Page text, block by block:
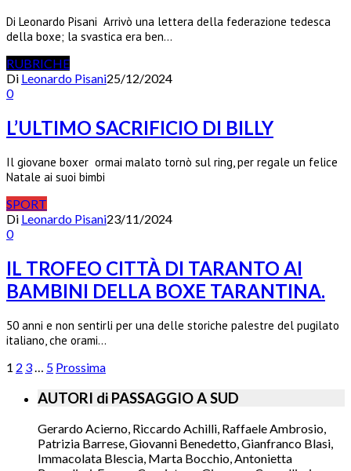
Di Leonardo Pisani Arrivò una lettera della federazione tedesca
della boxe; la svastica era ben…
RUBRICHE
Di Leonardo Pisani25/12/2024
0
L’ULTIMO SACRIFICIO DI BILLY
Il giovane boxer ormai malato tornò sul ring, per regale un felice
Natale ai suoi bimbi
SPORT
Di Leonardo Pisani23/11/2024
0
IL TROFEO CITTÀ DI TARANTO AI
BAMBINI DELLA BOXE TARANTINA.
50 anni e non sentirli per una delle storiche palestre del pugilato
italiano, che orami…
1 2 3… 5 Prossima
AUTORI di PASSAGGIO A SUD
Gerardo Acierno, Riccardo Achilli, Raffaele Ambrosio,
Patrizia Barrese, Giovanni Benedetto, Gianfranco Blasi,
Immacolata Blescia, Marta Bocchio, Antonietta